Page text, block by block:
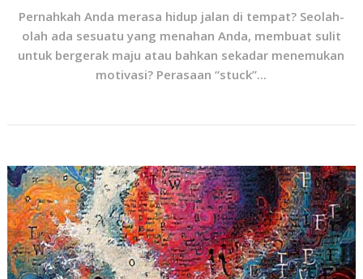
Pernahkah Anda merasa hidup jalan di tempat? Seolah-
olah ada sesuatu yang menahan Anda, membuat sulit
untuk bergerak maju atau bahkan sekadar menemukan
motivasi? Perasaan “stuck”...